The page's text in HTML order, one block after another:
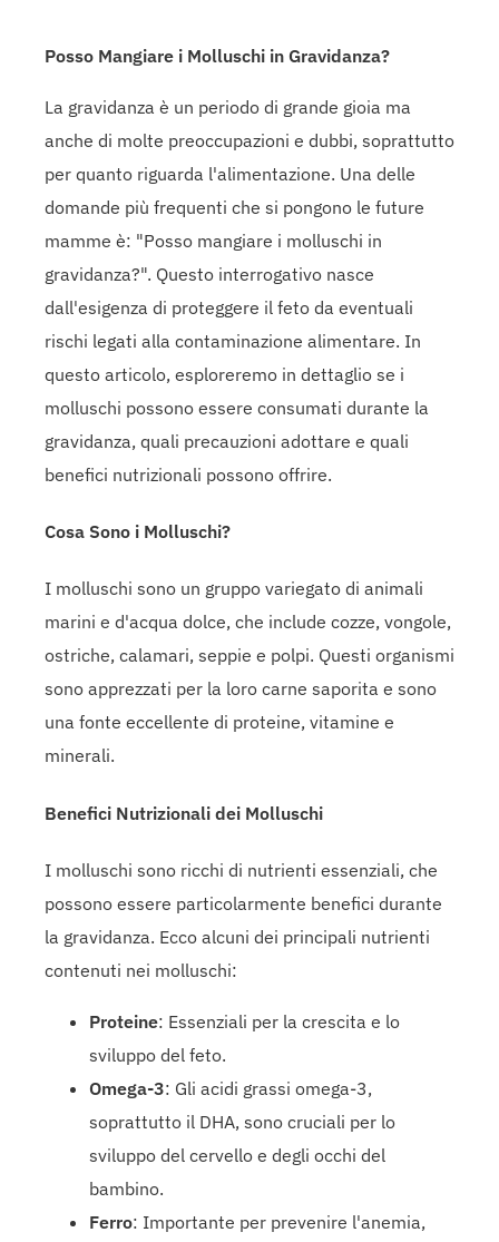
Posso Mangiare i Molluschi in Gravidanza?
La gravidanza è un periodo di grande gioia ma
anche di molte preoccupazioni e dubbi, soprattutto
per quanto riguarda l'alimentazione. Una delle
domande più frequenti che si pongono le future
mamme è: "Posso mangiare i molluschi in
gravidanza?". Questo interrogativo nasce
dall'esigenza di proteggere il feto da eventuali
rischi legati alla contaminazione alimentare. In
questo articolo, esploreremo in dettaglio se i
molluschi possono essere consumati durante la
gravidanza, quali precauzioni adottare e quali
benefici nutrizionali possono offrire.
Cosa Sono i Molluschi?
I molluschi sono un gruppo variegato di animali
marini e d'acqua dolce, che include cozze, vongole,
ostriche, calamari, seppie e polpi. Questi organismi
sono apprezzati per la loro carne saporita e sono
una fonte eccellente di proteine, vitamine e
minerali.
Benefici Nutrizionali dei Molluschi
I molluschi sono ricchi di nutrienti essenziali, che
possono essere particolarmente benefici durante
la gravidanza. Ecco alcuni dei principali nutrienti
contenuti nei molluschi:
Proteine: Essenziali per la crescita e lo
sviluppo del feto.
Omega-3: Gli acidi grassi omega-3,
soprattutto il DHA, sono cruciali per lo
sviluppo del cervello e degli occhi del
bambino.
Ferro: Importante per prevenire l'anemia,